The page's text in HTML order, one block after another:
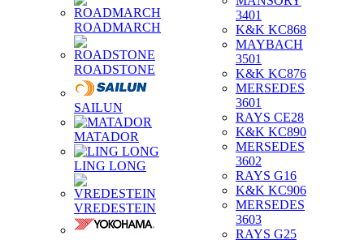
ROADMARCH
ROADSTONE
SAILUN
MATADOR
LING LONG
VREDESTEIN
3401
K&K KC868
MAYBACH
3501
K&K KC876
MERSEDES
3601
RAYS CE28
K&K KC890
MERSEDES
3602
RAYS G16
K&K KC906
MERSEDES
3603
RAYS G25